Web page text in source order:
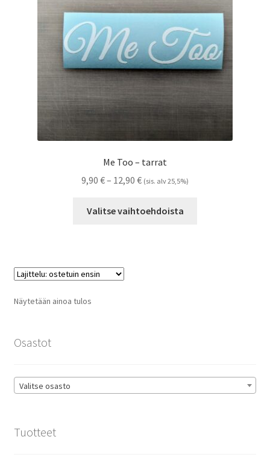
Referenssit
Silityskuvioiden kiinnitysohjeet
Tarrojen kiinnitysohjeet
Teollisuus & Kiinteistö
Tietoa meistä
Me Too – tarrat
9,90 €– 12,90 €Hintaluokka:
-
(sis. alv 25,5%)
Valitse vaihtoehdoista
Näytetään ainoa tulos
Osastot
Valitse osasto
Tuotteet